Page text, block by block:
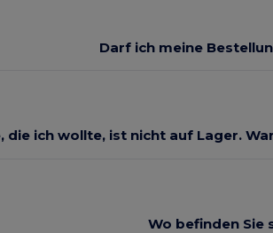
Darf ich meine
die ich wollte, ist nicht auf Lager.
Wo befinden Sie